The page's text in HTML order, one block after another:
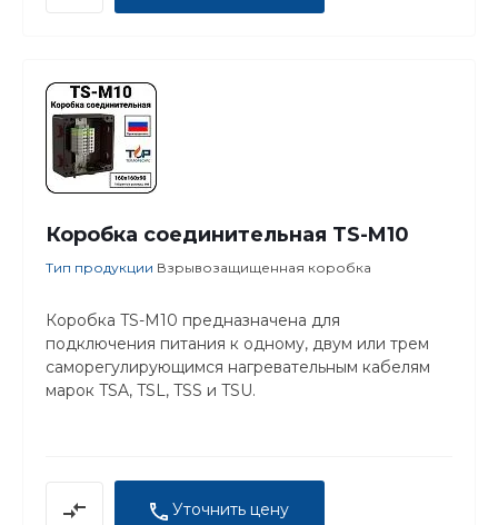
Коробка соединительная TS-M10
Тип продукции Взрывозащищенная коробка
Коробка TS-M10 предназначена для
подключения питания к одному, двум или трем
саморегулирующимся нагревательным кабелям
марок TSA, TSL, TSS и TSU.
Уточнить цену